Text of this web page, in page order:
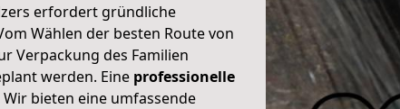
erfordert gründliche
Wählen der besten Route von
Verpackung des Familien
werden. Eine professionelle
bieten eine umfassende